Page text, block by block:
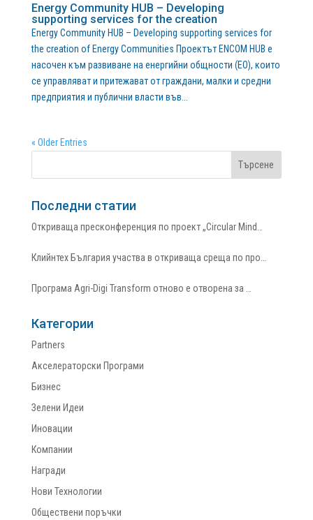
Energy Community HUB – Developing
supporting services for the creation
Energy Community HUB – Developing supporting services for
the creation of Energy Communities Проектът ENCOM HUB е
насочен към развиване на енергийни общности (ЕО), които
се управляват и притежават от граждани, малки и средни
предприятия и публични власти във...
« Older Entries
Последни статии
Откриваща пресконференция по проект „Circular Mind…
Клийнтех България участва в откриваща среща по про…
Програма Agri-Digi Transform отново е отворена за …
Категории
Partners
Акселераторски Програми
Бизнес
Зелени Идеи
Иновации
Компании
Награди
Нови Технологии
Обществени поръчки